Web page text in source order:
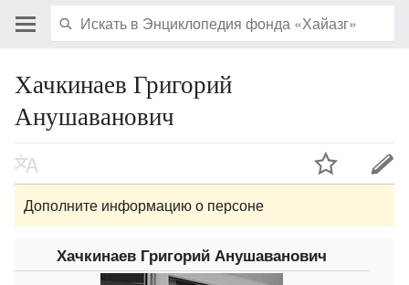
Хачкинаев Григорий
Анушаванович
Дополните информацию о персоне
Хачкинаев Григорий Анушаванович